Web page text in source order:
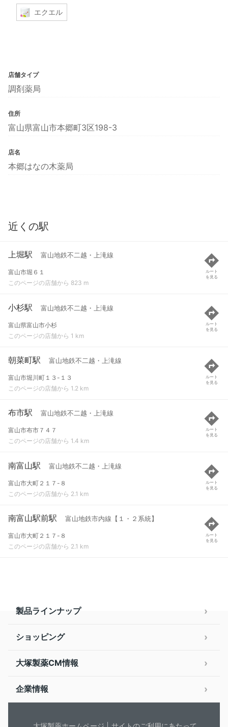
エクエル
店舗タイプ
調剤薬局
住所
富山県富山市本郷町3区198-3
店名
本郷はなの木薬局
近くの駅
上堀駅 富山地鉄不二越・上滝線
富山市堀６１
このページの店舗から 823 m
ルート
を見る
小杉駅 富山地鉄不二越・上滝線
富山県富山市小杉
このページの店舗から 1 km
ルート
を見る
朝菜町駅 富山地鉄不二越・上滝線
富山市堀川町１３-１３
このページの店舗から 1.2 km
ルート
を見る
布市駅 富山地鉄不二越・上滝線
富山市布市７４７
このページの店舗から 1.4 km
ルート
を見る
南富山駅 富山地鉄不二越・上滝線
富山市大町２１７-８
このページの店舗から 2.1 km
ルート
を見る
南富山駅前駅 富山地鉄市内線【１・２系統】
富山市大町２１７-８
このページの店舗から 2.1 km
ルート
を見る
製品ラインナップ
ショッピング
大塚製薬CM情報
企業情報